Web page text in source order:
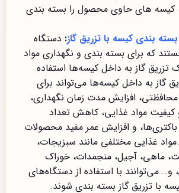
کیسه های حاوی محصول را بسته بندی
بندی کیسه با تزریق گاز: دستگاه
که برای بسته بندی و نگهداری مواد
تزریق گاز به داخل کیسه‌ها استفاده
گاز به داخل کیسه‌ها می‌تواند برای
افزایش مدت زمان نگهداری،
مواد غذایی، کاهش تعداد
و افزایش عمر مفید محصولات
غذایی مختلفی مانند سبزیجات،
ماهی، آجیل، منجمدات، خوراک
و… می‌توانند با استفاده از دستگاه‌های
با تزریق گاز بسته بندی شوند.